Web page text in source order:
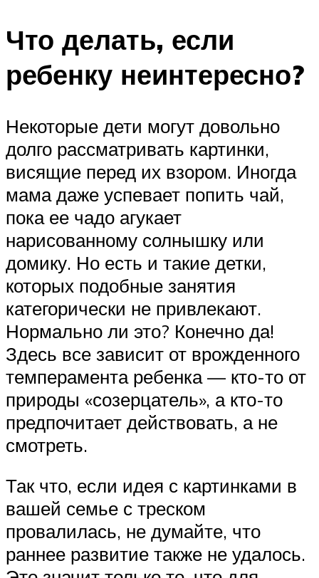
Что делать, если
ребенку неинтересно?
Некоторые дети могут довольно
долго рассматривать картинки,
висящие перед их взором. Иногда
мама даже успевает попить чай,
пока ее чадо агукает
нарисованному солнышку или
домику. Но есть и такие детки,
которых подобные занятия
категорически не привлекают.
Нормально ли это? Конечно да!
Здесь все зависит от врожденного
темперамента ребенка — кто-то от
природы «созерцатель», а кто-то
предпочитает действовать, а не
смотреть.
Так что, если идея с картинками в
вашей семье с треском
провалилась, не думайте, что
раннее развитие также не удалось.